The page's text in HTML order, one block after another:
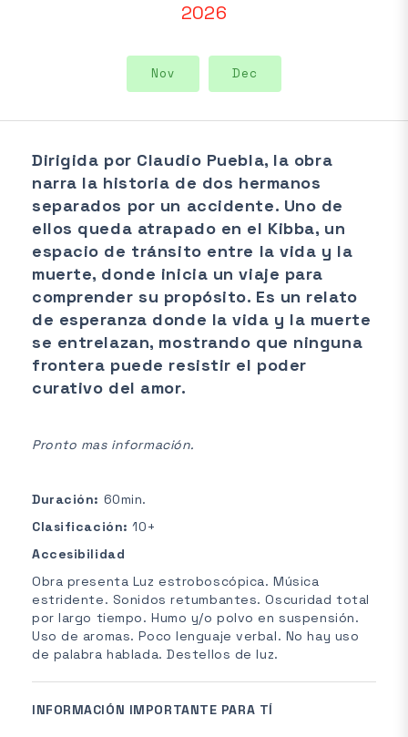
2026
Nov Dec
Dirigida por Claudio Puebla, la obra
narra la historia de dos hermanos
separados por un accidente. Uno de
ellos queda atrapado en el Kibba, un
espacio de tránsito entre la vida y la
muerte, donde inicia un viaje para
comprender su propósito. Es un relato
de esperanza donde la vida y la muerte
se entrelazan, mostrando que ninguna
frontera puede resistir el poder
curativo del amor.
Pronto mas información.
Duración: 60min.
Clasificación: 10+
Accesibilidad
Obra presenta Luz estroboscópica. Música
estridente. Sonidos retumbantes. Oscuridad total
por largo tiempo. Humo y/o polvo en suspensión.
Uso de aromas. Poco lenguaje verbal. No hay uso
de palabra hablada. Destellos de luz.
INFORMACIÓN IMPORTANTE PARA TÍ